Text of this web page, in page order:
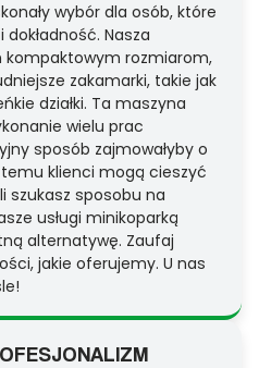
wybór dla osób, które
Nasza
kompaktowym rozmiarom,
zakamarki, takie jak
działki. Ta maszyna
wielu prac
sposób zajmowałyby o
klienci mogą cieszyć
szukasz sposobu na
usługi minikoparką
alternatywę. Zaufaj
jakie oferujemy. U nas